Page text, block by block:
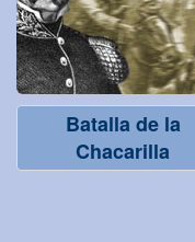
Batalla de la
Chacarilla